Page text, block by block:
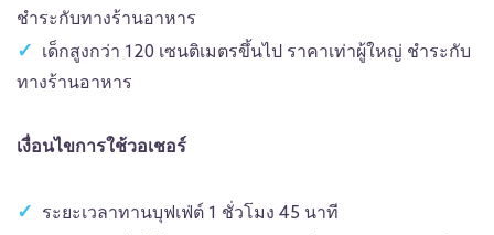
ชำระกับทางร้านอาหาร
เด็กสูงกว่า 120 เซนติเมตรขึ้นไป ราคาเท่าผู้ใหญ่ ชำระกับ
ทางร้านอาหาร
เงื่อนไขการใช้วอเชอร์
ระยะเวลาทานบุฟเฟ่ต์ 1 ชั่วโมง 45 นาที